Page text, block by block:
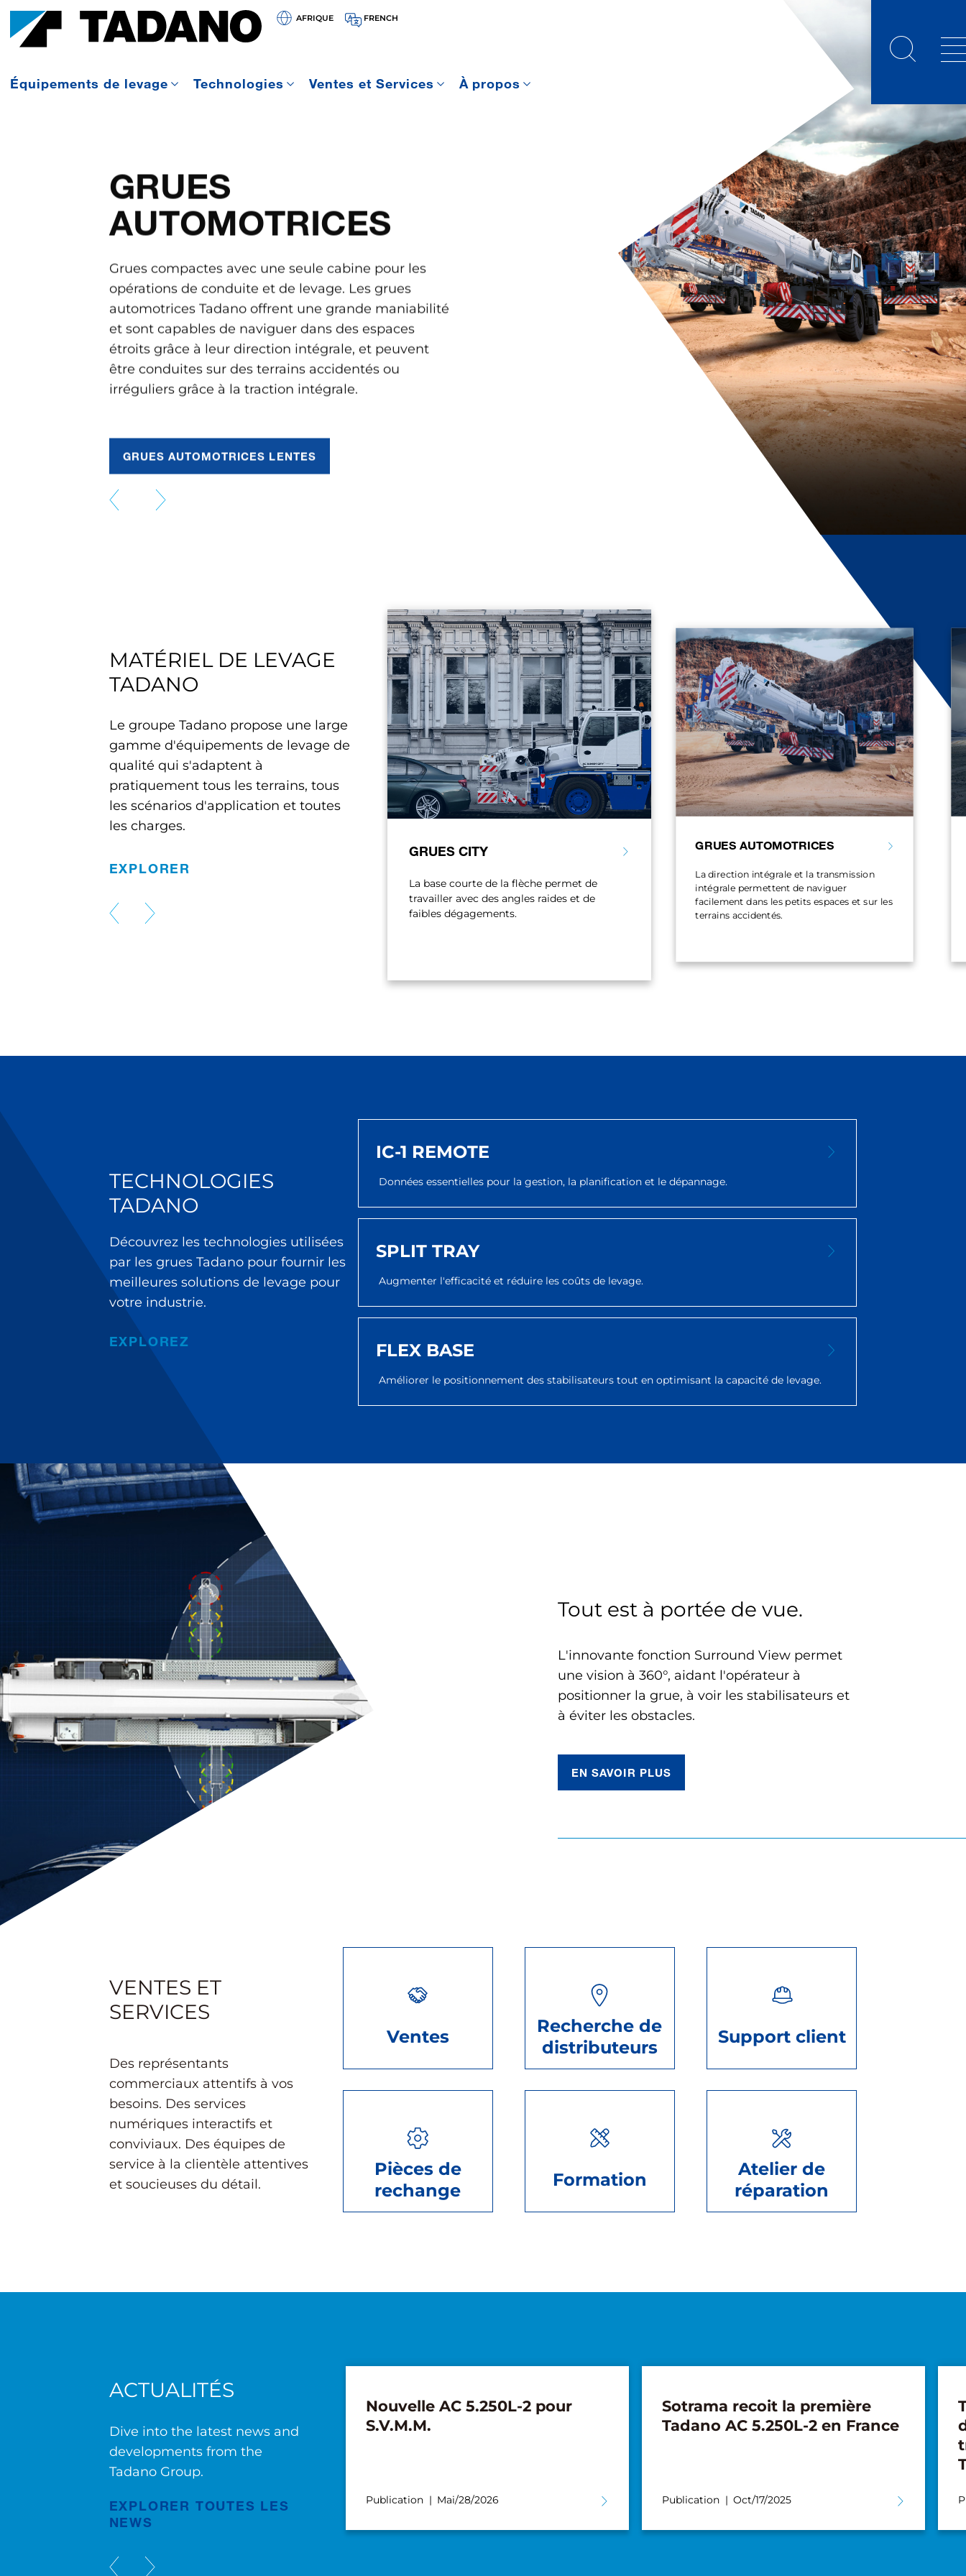
AFRIQUE FRENCH
Équipements de levage Technologies Ventes et Services À propos
Grues compactes avec une seule cabine pour les
opérations de conduite et de levage. Les grues
et sont capables de naviguer dans des espaces
étroits grâce à leur direction intégrale, et peuvent
être conduites sur des terrains accidentés ou
irréguliers grâce à la traction intégrale.
GRUES AUTOMOTRICES LENTES
MATÉRIEL DE LEVAGE
TADANO
Le groupe Tadano propose une large
gamme d'équipements de levage de
qualité qui s'adaptent à
pratiquement tous les terrains, tous
les scénarios d'application et toutes
les charges.
EXPLORER
Les quatre roues directrices et les
garantissent des performances sûres et
robustes pratiquement partout.
GRUES CITY
La base courte de la flèche permet de
travailler avec des angles raides et de
faibles dégagements.
GRUES AUTOMOTRICES
La direction intégrale et la transmission
intégrale permettent de naviguer
facilement dans les petits espaces et sur les
terrains accidentés.
TECHNOLOGIES
TADANO
Découvrez les technologies utilisées
par les grues Tadano pour fournir les
meilleures solutions de levage pour
votre industrie.
EXPLOREZ
IC-1 REMOTE
Données essentielles pour la gestion, la planification et le dépannage.
SPLIT TRAY
Augmenter l'efficacité et réduire les coûts de levage.
FLEX BASE
Améliorer le positionnement des stabilisateurs tout en optimisant la capacité de levage.
Tout est à portée de vue.
L'innovante fonction Surround View permet
une vision à 360°, aidant l'opérateur à
positionner la grue, à voir les stabilisateurs et
à éviter les obstacles.
EN SAVOIR PLUS
VENTES ET
SERVICES
Des représentants
commerciaux attentifs à vos
besoins. Des services
numériques interactifs et
conviviaux. Des équipes de
service à la clientèle attentives
et soucieuses du détail.
Ventes
Recherche de
distributeurs
Support client
Pièces de
rechange
Formation
Atelier de
réparation
ACTUALITÉS
Dive into the latest news and
developments from the
Tadano Group.
EXPLORER TOUTES LES
NEWS
empattement extensible pour
des performances maximales
Publication Mai/28/2026
Nouvelle AC 5.250L-2 pour
S.V.M.M.
Publication Mai/28/2026
Sotrama recoit la première
Tadano AC 5.250L-2 en France
Publication Oct/17/2025